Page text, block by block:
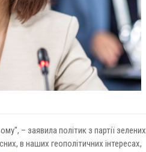
– заявила політик з партії зелених
в наших геополітичних інтересах,